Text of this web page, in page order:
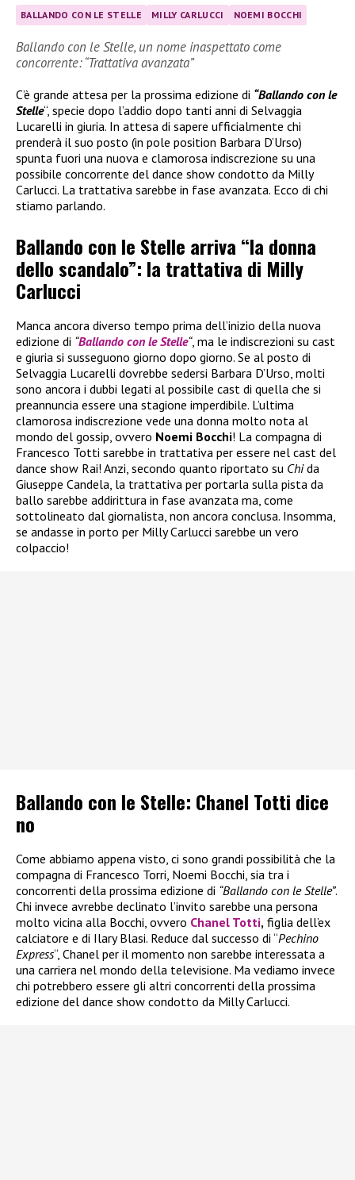
BALLANDO CON LE STELLE MILLY CARLUCCI NOEMI BOCCHI
Ballando con le Stelle, un nome inaspettato come
concorrente: “Trattativa avanzata”
C’è grande attesa per la prossima edizione di “Ballando con le
Stelle“, specie dopo l’addio dopo tanti anni di Selvaggia
Lucarelli in giuria. In attesa di sapere ufficialmente chi
prenderà il suo posto (in pole position Barbara D’Urso)
spunta fuori una nuova e clamorosa indiscrezione su una
possibile concorrente del dance show condotto da Milly
Carlucci. La trattativa sarebbe in fase avanzata. Ecco di chi
stiamo parlando.
Ballando con le Stelle arriva “la donna
dello scandalo”: la trattativa di Milly
Carlucci
Manca ancora diverso tempo prima dell’inizio della nuova
edizione di “Ballando con le Stelle“, ma le indiscrezioni su cast
e giuria si susseguono giorno dopo giorno. Se al posto di
Selvaggia Lucarelli dovrebbe sedersi Barbara D’Urso, molti
sono ancora i dubbi legati al possibile cast di quella che si
preannuncia essere una stagione imperdibile. L’ultima
clamorosa indiscrezione vede una donna molto nota al
mondo del gossip, ovvero Noemi Bocchi! La compagna di
Francesco Totti sarebbe in trattativa per essere nel cast del
dance show Rai! Anzi, secondo quanto riportato su Chida
Giuseppe Candela, la trattativa per portarla sulla pista da
ballo sarebbe addirittura in fase avanzata ma, come
sottolineato dal giornalista, non ancora conclusa. Insomma,
se andasse in porto per Milly Carlucci sarebbe un vero
colpaccio!
Ballando con le Stelle: Chanel Totti dice
no
Come abbiamo appena visto, ci sono grandi possibilità che la
compagna di Francesco Torri, Noemi Bocchi, sia tra i
concorrenti della prossima edizione di “Ballando con le Stelle”.
Chi invece avrebbe declinato l’invito sarebbe una persona
molto vicina alla Bocchi, ovvero Chanel Totti, figlia dell’ex
calciatore e di Ilary Blasi. Reduce dal successo di “Pechino
Express“, Chanel per il momento non sarebbe interessata a
una carriera nel mondo della televisione. Ma vediamo invece
chi potrebbero essere gli altri concorrenti della prossima
edizione del dance show condotto da Milly Carlucci.